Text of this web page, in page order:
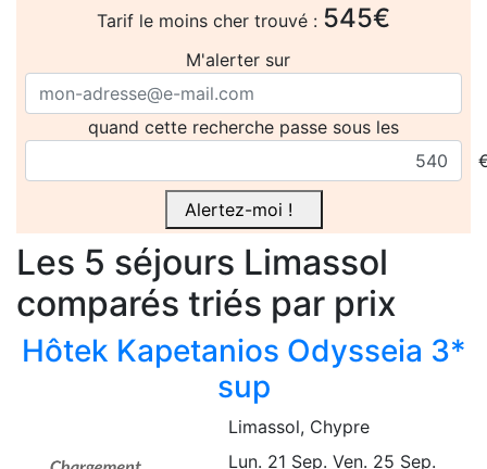
Tarif le moins cher trouvé : 545€
M'alerter sur
quand cette recherche passe sous les
Alertez-moi !
Les 5 séjours Limassol
comparés triés par prix
Hôtek Kapetanios Odysseia 3*
sup
Limassol, Chypre
Lun. 21 Sep. Ven. 25 Sep.